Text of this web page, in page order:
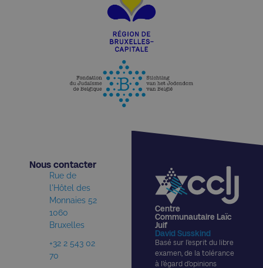
Centre
Communautaire Laïc
Juif
David Susskind
Basé sur l’esprit du libre
examen, de la tolérance
à l’égard d’opinions
Nous contacter​
Rue de
l'Hôtel des
Monnaies 52
1060
Bruxelles
+32 2 543 02
70